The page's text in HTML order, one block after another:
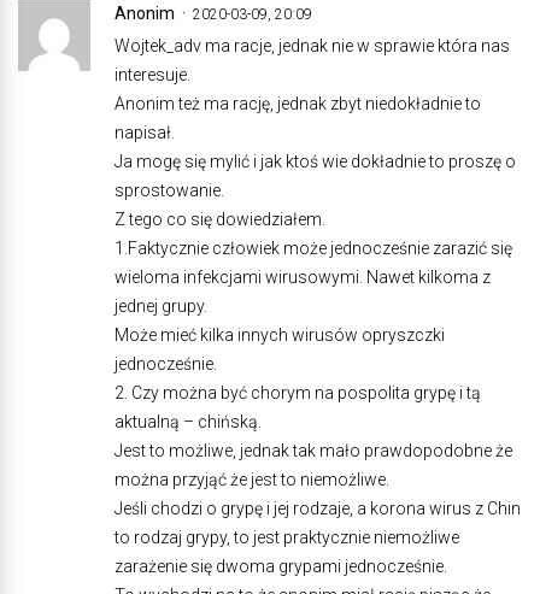
Anonim 2020-03-09, 20:09
Wojtek_adv ma racje, jednak nie w sprawie która nas
interesuje.
Anonim też ma rację, jednak zbyt niedokładnie to
napisał.
Ja mogę się mylić i jak ktoś wie dokładnie to proszę o
sprostowanie.
Z tego co się dowiedziałem.
1.Faktycznie człowiek może jednocześnie zarazić się
wieloma infekcjami wirusowymi. Nawet kilkoma z
jednej grupy.
Może mieć kilka innych wirusów opryszczki
jednocześnie.
2. Czy można być chorym na pospolita grypę i tą
aktualną – chińską.
Jest to możliwe, jednak tak mało prawdopodobne że
można przyjąć że jest to niemożliwe.
Jeśli chodzi o grypę i jej rodzaje, a korona wirus z Chin
to rodzaj grypy, to jest praktycznie niemożliwe
zarażenie się dwoma grypami jednocześnie.